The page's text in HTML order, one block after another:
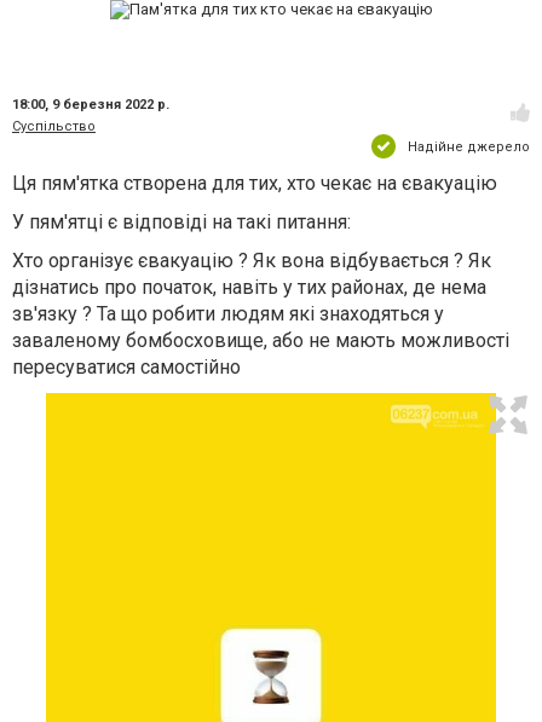
18:00, 9 березня 2022 р.
Суспільство
Надійне джерело
Ця пям'ятка створена для тих, хто чекає на євакуацію
У пям'ятці є відповіді на такі питання:
Хто організує євакуацію ? Як вона відбувається ? Як
дізнатись про початок, навіть у тих районах, де нема
зв'язку ? Та що робити людям які знаходяться у
заваленому бомбосховище, або не мають можливості
пересуватися самостійно